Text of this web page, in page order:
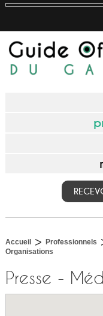
Accueil > Professionnels
Organisations
Presse -